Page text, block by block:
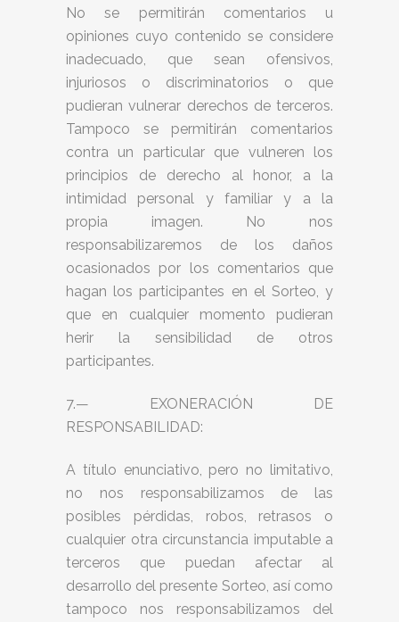
No se permitirán comentarios u
opiniones cuyo contenido se considere
inadecuado, que sean ofensivos,
injuriosos o discriminatorios o que
pudieran vulnerar derechos de terceros.
Tampoco se permitirán comentarios
contra un particular que vulneren los
principios de derecho al honor, a la
intimidad personal y familiar y a la
propia imagen. No nos
responsabilizaremos de los daños
ocasionados por los comentarios que
hagan los participantes en el Sorteo, y
que en cualquier momento pudieran
herir la sensibilidad de otros
participantes.
7.— EXONERACIÓN DE
RESPONSABILIDAD:
A título enunciativo, pero no limitativo,
no nos responsabilizamos de las
posibles pérdidas, robos, retrasos o
cualquier otra circunstancia imputable a
terceros que puedan afectar al
desarrollo del presente Sorteo, así como
tampoco nos responsabilizamos del